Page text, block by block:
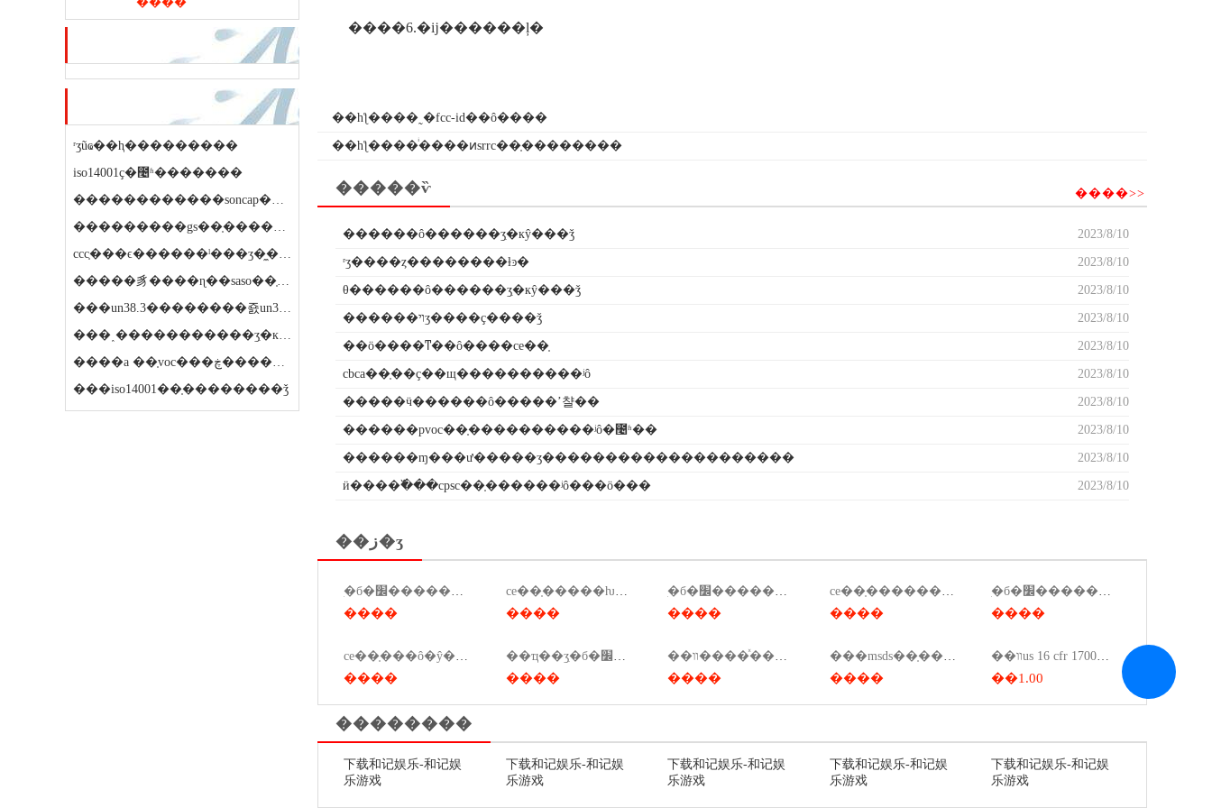
����6.�ĳ������ļ�
��һƪ����˷�fcc-id��ô����
��һƪ����ͥ����ͷsrrc��֤��������
����>>
�����ѷ
������ô������ʒִ�кŷ���ǯ 2023/8/10
ʳʒ����ȥ��������ƚͽ� 2023/8/10
θ������ô������ʒִ�кŷ���ǯ 2023/8/10
������ױʒ����ҫ����ǯ 2023/8/10
��ӧ����ͳ��ô����ce��֤ 2023/8/10
cbca��֤��ҫ��щ����������ʲô 2023/8/10
�����ӵ������ô�����ʼ챨�� 2023/8/10
������pvoc��֤����������ʲô�೤ʱ�� 2023/8/10
������ɱ���ư�����ʒ�������������������� 2023/8/10
ӥ����߰���cpsc��֤������ʲô���ö��� 2023/8/10
��ز�ʒ
ִ�б�׼������ʲô��˼��ִ�б�׼����ʲô��˼��
����
ce��֤�����ƕ���ǯ��ce��֤��ҫ���ٷ��ã�
����
ִ�б�׼��������ô�飨ִ�б�׼��������ô�鲻����
����
ce��֤�����������ƴ�����ce��֤���õķ���˵����
����
ִ�б�׼��������ǯ��ִ�б�׼��������ǯһ�σ�
����
ce��֤���ô�ŷ���ǯ��ce��֤���ô�ŷ���ǯһ����
����
��ҵ��ʒִ�б�׼��������ҵ��ʒִ�б�׼����ҫ��
����
��װ����ͯ����֤������������
����
���msds��֤��﮵��msds��֤��
����
��װus 16 cfr 1700���򿪲���
��1.00
��������
下载和记娱乐-和记娱
乐游戏
下载和记娱乐-和记娱
乐游戏
下载和记娱乐-和记娱
乐游戏
下载和记娱乐-和记娱
乐游戏
下载和记娱乐-和记娱
乐游戏
ʳʒũҩ��ⱨ���������
iso14001ҫ�೤ʱ�������
������������soncap��֤����ʱ�����
���������gs��֤������ϼ۸�ʵ��
ccc֤���ϵ������ˡ���ʒ�̼�������ҵ�ֱ���ʲô��ϵ
�����豸����ɳ��saso��֤��������ǯ
���un38.3��������죬un38.3�����ҫ��ô����
���˰�����������ʒִ�к�����
����a ��֤voc���ڿ�����⣬��ô��
���iso14001��֤��������ǯ